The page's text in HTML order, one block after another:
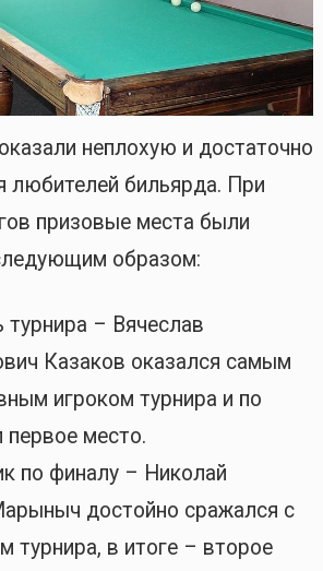
неплохую и достаточно
любителей бильярда. При
призовые места были
образом:
турнира – Вячеслав
Казаков оказался самым
игроком турнира и по
первое место.
по финалу – Николай
достойно сражался с
турнира, в итоге – второе